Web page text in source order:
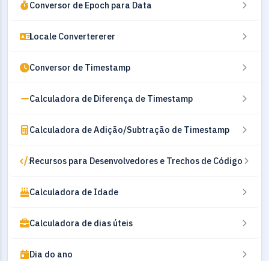
Conversor de Epoch para Data
Locale Convertererer
Conversor de Timestamp
Calculadora de Diferença de Timestamp
Calculadora de Adição/Subtração de Timestamp
Recursos para Desenvolvedores e Trechos de Código
Calculadora de Idade
Calculadora de dias úteis
Dia do ano